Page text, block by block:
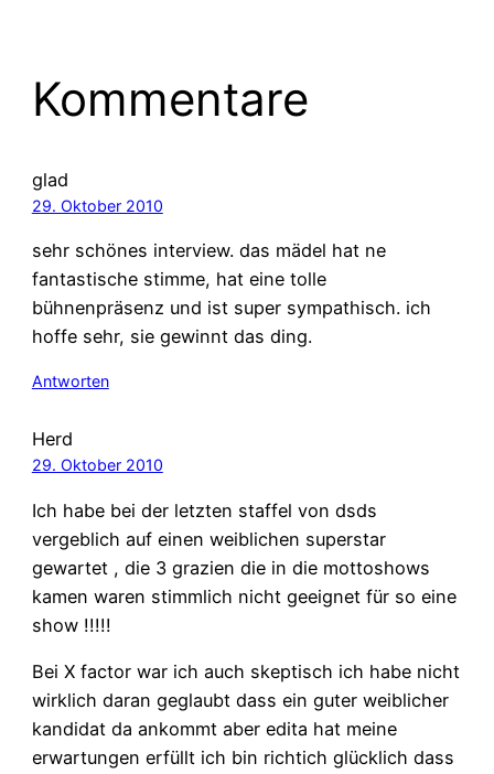
Kommentare
glad
29. Oktober 2010
sehr schönes interview. das mädel hat ne
fantastische stimme, hat eine tolle
bühnenpräsenz und ist super sympathisch. ich
hoffe sehr, sie gewinnt das ding.
Antworten
Herd
29. Oktober 2010
Ich habe bei der letzten staffel von dsds
vergeblich auf einen weiblichen superstar
gewartet , die 3 grazien die in die mottoshows
kamen waren stimmlich nicht geeignet für so eine
show !!!!!
Bei X factor war ich auch skeptisch ich habe nicht
wirklich daran geglaubt dass ein guter weiblicher
kandidat da ankommt aber edita hat meine
erwartungen erfüllt ich bin richtich glücklich dass